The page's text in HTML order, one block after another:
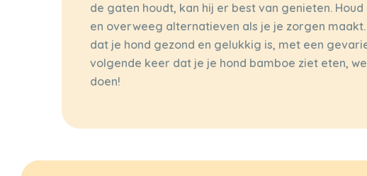
de gaten houdt, kan hij er best van genieten.
en overweeg alternatieven als je je zorgen
dat je hond gezond en gelukkig is, met een
volgende keer dat je je hond bamboe ziet eten,
doen!